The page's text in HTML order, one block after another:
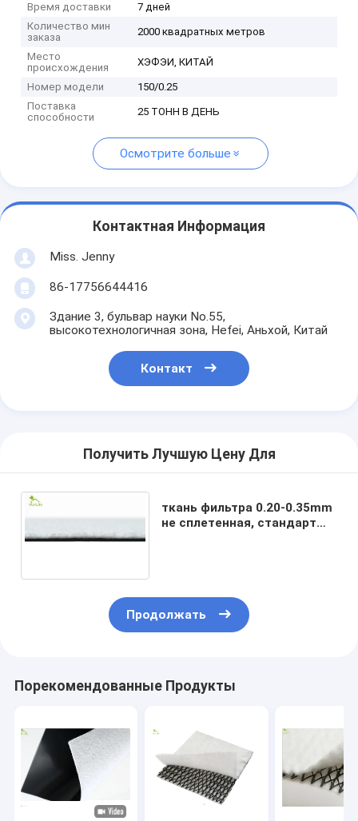
Время доставки
7 дней
Количество мин
заказа
2000 квадратных метров
Место
происхождения
ХЭФЭИ, КИТАЙ
Номер модели
150/0.25
Поставка
способности
25 ТОНН В ДЕНЬ
Осмотрите больше
Контактная Информация
Miss. Jenny
86-17756644416
Здание 3, бульвар науки No.55,
высокотехнологичная зона, Hefei, Аньхой, Китай
Контакт
Получить Лучшую Цену Для
ткань фильтра 0.20-0.35mm
не сплетенная, стандарт
Продолжать
Порекомендованные Продукты